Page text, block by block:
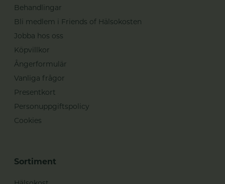
Behandlingar
Bli medlem i Friends of Hälsokosten
Jobba hos oss
Köpvillkor
Ångerformulär
Vanliga frågor
Presentkort
Personuppgiftspolicy
Cookies
Sortiment